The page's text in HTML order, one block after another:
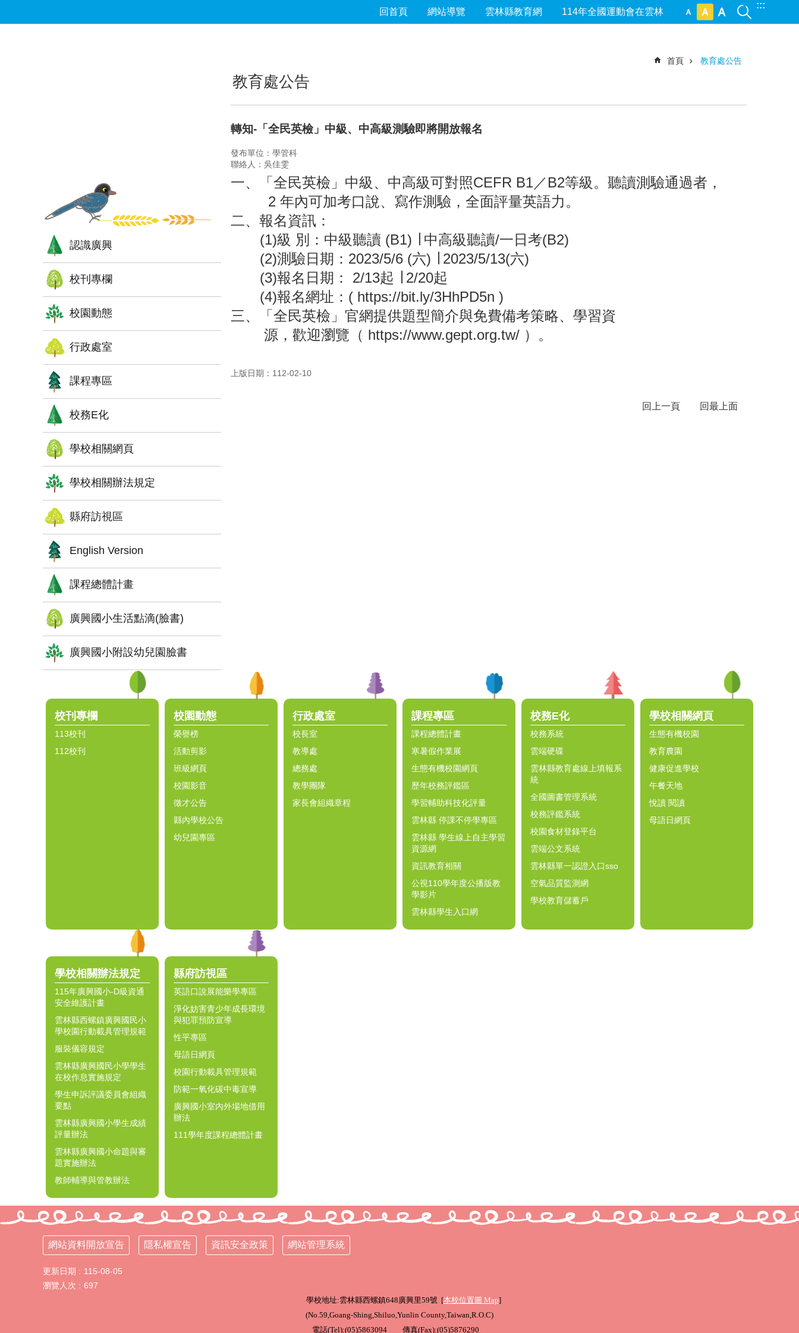
:::
回首頁 網站導覽 雲林縣教育網 114年全國運動會在雲林
認識廣興
校刊專欄
校園動態
行政處室
課程專區
校務E化
學校相關網頁
學校相關辦法規定
縣府訪視區
English Version
課程總體計畫
廣興國小生活點滴(臉書)
廣興國小附設幼兒園臉書
首頁 教育處公告
教育處公告
轉知-「全民英檢」中級、中高級測驗即將開放報名
發布單位：學管科
聯絡人：吳佳雯
一、「全民英檢」中級、中高級可對照CEFR B1／B2等級。聽讀測驗通過者，
2 年內可加考口說、寫作測驗，全面評量英語力。
二、報名資訊：
(1)級 別：中級聽讀 (B1) ∣ 中高級聽讀/一日考(B2)
(2)測驗日期：2023/5/6 (六) ∣ 2023/5/13(六)
(3)報名日期： 2/13起 ∣ 2/20起
(4)報名網址：( https://bit.ly/3HhPD5n )
三、「全民英檢」官網提供題型簡介與免費備考策略、學習資
源，歡迎瀏覽（ https://www.gept.org.tw/ ）。
上版日期：112-02-10
回上一頁 回最上面
校刊專欄
113校刊
112校刊
校園動態
榮譽榜
活動剪影
班級網頁
校園影音
徵才公告
縣內學校公告
幼兒園專區
行政處室
校長室
教導處
總務處
教學團隊
家長會組織章程
課程專區
課程總體計畫
寒暑假作業展
生態有機校園網頁
歷年校務評鑑區
學習輔助科技化評量
雲林縣 停課不停學專區
雲林縣 學生線上自主學習
資源網
資訊教育相關
公視110學年度公播版教
學影片
雲林縣學生入口網
校務E化
校務系統
雲端硬碟
雲林縣教育處線上填報系
統
全國圖書管理系統
校務評鑑系統
校園食材登錄平台
雲端公文系統
雲林縣單一認證入口sso
空氣品質監測網
學校教育儲蓄戶
學校相關網頁
生態有機校園
教育農園
健康促進學校
午餐天地
悅讀 閱讀
母語日網頁
學校相關辦法規定
115年廣興國小-D級資通
安全維護計畫
雲林縣西螺鎮廣興國民小
學校園行動載具管理規範
服裝儀容規定
雲林縣廣興國民小學學生
在校作息實施規定
學生申訴評議委員會組織
要點
雲林縣廣興國小學生成績
評量辦法
雲林縣廣興國小命題與審
題實施辦法
教師輔導與管教辦法
縣府訪視區
英語口說展能樂學專區
淨化妨害青少年成長環境
與犯罪預防宣導
性平專區
母語日網頁
校園行動載具管理規範
防範一氧化碳中毒宣導
廣興國小室內外場地借用
辦法
111學年度課程總體計畫
網站資料開放宣告 隱私權宣告 資訊安全政策 網站管理系統
更新日期
115-08-05
瀏覽人次
697
學校地址:雲林縣西螺鎮648廣興里59號 [本校位置圖 Map]
(No.59,Goang-Shing,Shiluo,Yunlin County,Taiwan,R.O.C)
電話(Tel):(05)5863094 傳真(Fax):(05)5876290